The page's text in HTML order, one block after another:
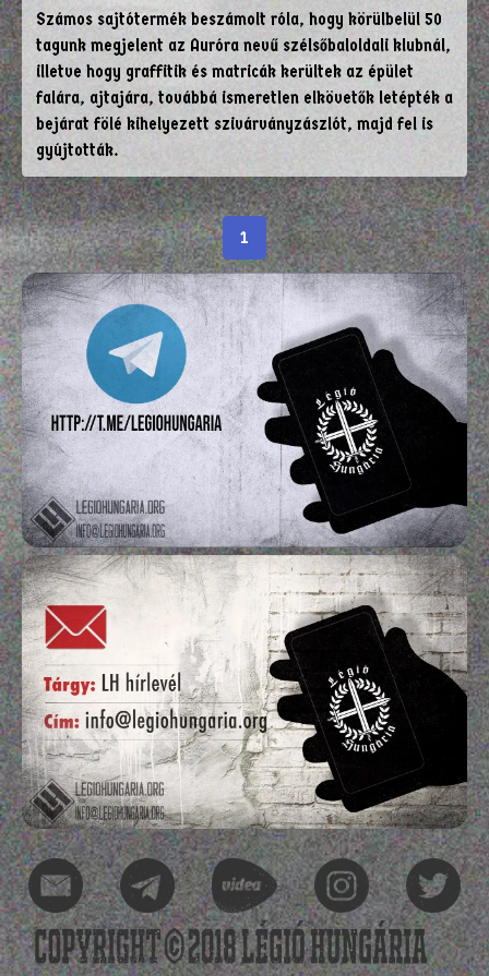
Számos sajtótermék beszámolt róla, hogy körülbelül 50
tagunk megjelent az Auróra nevű szélsőbaloldali klubnál,
illetve hogy graffitik és matricák kerültek az épület
falára, ajtajára, továbbá ismeretlen elkövetők letépték a
bejárat fölé kihelyezett szivárványzászlót, majd fel is
gyújtották.
1